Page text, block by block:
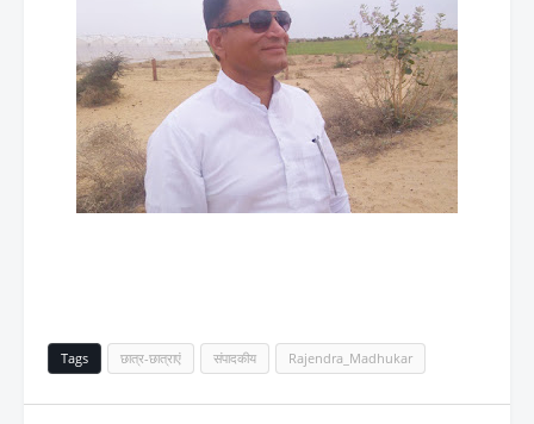
Tags छात्र-छात्राएं संपादकीय Rajendra_Madhukar